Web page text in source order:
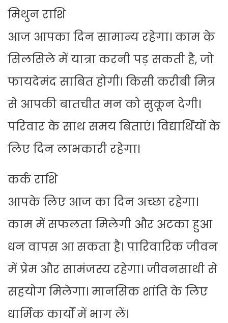
मिथुन राशि
आज आपका दिन सामान्य रहेगा। काम के
सिलसिले में यात्रा करनी पड़ सकती है, जो
फायदेमंद साबित होगी। किसी करीबी मित्र
से आपकी बातचीत मन को सुकून देगी।
परिवार के साथ समय बिताएं। विद्यार्थियों के
लिए दिन लाभकारी रहेगा।
कर्क राशि
आपके लिए आज का दिन अच्छा रहेगा।
काम में सफलता मिलेगी और अटका हुआ
धन वापस आ सकता है। पारिवारिक जीवन
में प्रेम और सामंजस्य रहेगा। जीवनसाथी से
सहयोग मिलेगा। मानसिक शांति के लिए
धार्मिक कार्यों में भाग लें।